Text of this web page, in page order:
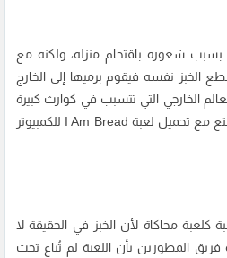
شعوره باقتحام منزله، ولكنه مع
الخبز نفسه فيقوم برميها إلى الخارج
الخارجي التي تتسبب في كوارث كبيرة
مثل تفجير محطة للوقود، إستمتع مع تحميل لعبة I Am Bread للكمبيوتر
كلعبة محاكاة لأن الخبز في الحقيقة لا
المطورين بأن اللعبة لم تُباع تحت